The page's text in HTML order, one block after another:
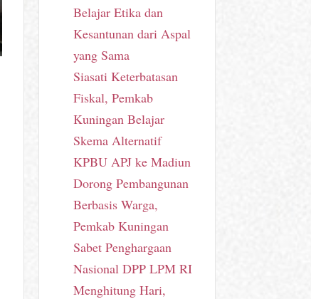
Belajar Etika dan
Kesantunan dari Aspal
yang Sama
Siasati Keterbatasan
Fiskal, Pemkab
Kuningan Belajar
Skema Alternatif
KPBU APJ ke Madiun
Dorong Pembangunan
Berbasis Warga,
Pemkab Kuningan
Sabet Penghargaan
Nasional DPP LPM RI
Menghitung Hari,